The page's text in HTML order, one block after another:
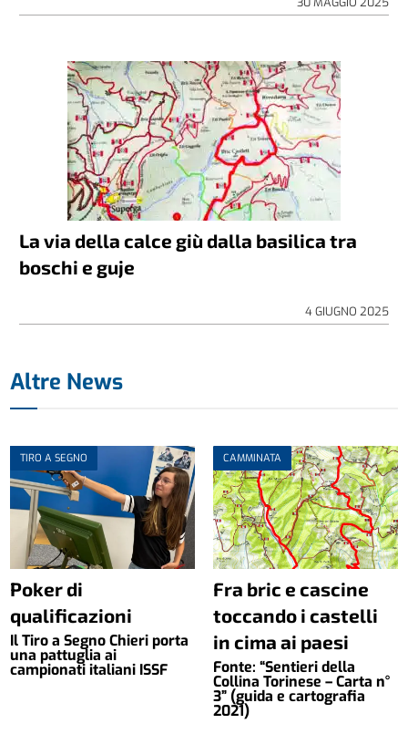
La via della calce giù dalla basilica tra
boschi e guje
4 GIUGNO 2025
Altre News
TIRO A SEGNO
Poker di
qualificazioni
Il Tiro a Segno Chieri porta
una pattuglia ai
campionati italiani ISSF
CAMMINATA
Fra bric e cascine
toccando i castelli
in cima ai paesi
Fonte: “Sentieri della
Collina Torinese – Carta n°
3” (guida e cartografia
2021)